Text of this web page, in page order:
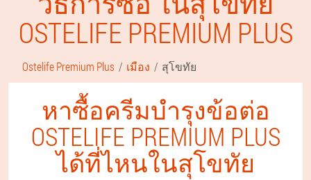
OSTELIFE PREMIUM PLUS
Ostelife Premium Plus เมือง สุโขทัย
หาซื้อครีมบำรุงข้อต่อ
OSTELIFE PREMIUM PLUS
ได้ที่ไหนในสุโขทัย